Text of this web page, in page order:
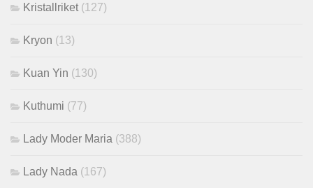
Kristallriket (127)
Kryon (13)
Kuan Yin (130)
Kuthumi (77)
Lady Moder Maria (388)
Lady Nada (167)